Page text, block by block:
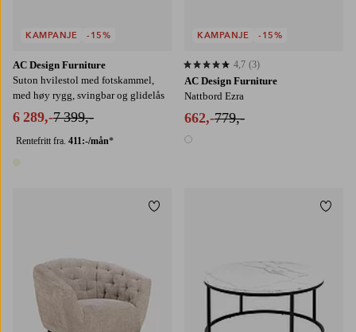
AC Design Furniture
Suton hvilestol med fotskammel,
med høy rygg, svingbar og glidelås
6 289,-7 399,-
Rentefritt fra. 411:-/mån*
KAMPANJE -15%
AC Design Furniture
Nattbord Ezra
662,-779,-
1 farge
4,7 basert på 3 karaktergivninger
4,7 (3)
KAMPANJE -15%
Legg til favoritter